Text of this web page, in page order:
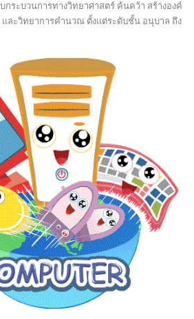
กระบวนการทางวิทยาศาสตร์ ค้นคว้า สร้างองค์
และวิทยาการคำนวณ ตั้งแต่ระดับชั้น อนุบาล ถึง